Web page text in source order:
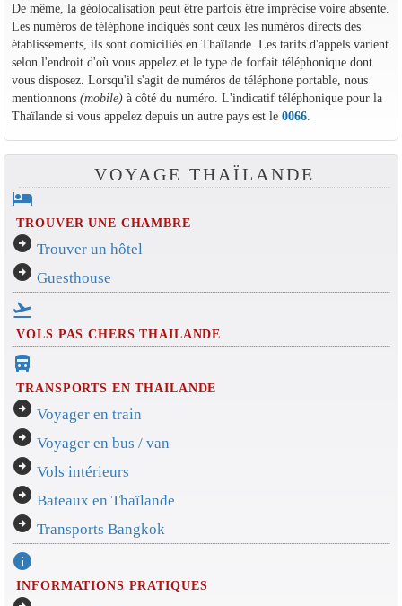
De même, la géolocalisation peut être parfois être imprécise voire absente.
Les numéros de téléphone indiqués sont ceux les numéros directs des
établissements, ils sont domiciliés en Thaïlande. Les tarifs d'appels varient
selon l'endroit d'où vous appelez et le type de forfait téléphonique dont
vous disposez. Lorsqu'il s'agit de numéros de téléphone portable, nous
mentionnons (mobile)à côté du numéro. L'indicatif téléphonique pour la
Thaïlande si vous appelez depuis un autre pays est le 0066.
VOYAGE THAÏLANDE
hotel
TROUVER UNE CHAMBRE
arrow_circle_right Trouver un hôtel
arrow_circle_right Guesthouse
flight_takeoff
VOLS PAS CHERS THAILANDE
directions_bus_filled
TRANSPORTS EN THAILANDE
arrow_circle_right Voyager en train
arrow_circle_right Voyager en bus / van
arrow_circle_right Vols intérieurs
arrow_circle_right Bateaux en Thaïlande
arrow_circle_right Transports Bangkok
info
INFORMATIONS PRATIQUES